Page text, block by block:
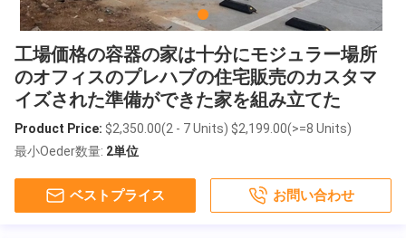
工場価格の容器の家は十分にモジュラー場所
のオフィスのプレハブの住宅販売のカスタマ
イズされた準備ができた家を組み立てた
Product Price: $2,350.00(2 - 7 Units) $2,199.00(>=8 Units)
最小Oeder数量: 2単位
ベストプライス お問い合わせ